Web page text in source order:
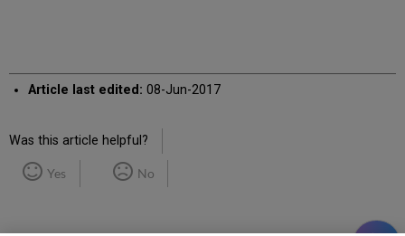
Article last edited: 08-Jun-2017
Was this article helpful?
Yes No